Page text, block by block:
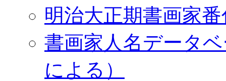
明治大正期書画家
書画家人名データ
による）